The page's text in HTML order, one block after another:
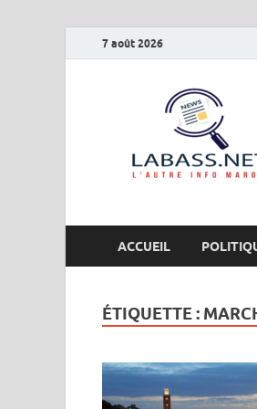
7 août 2026
ACCUEIL
ÉTIQUETTE :